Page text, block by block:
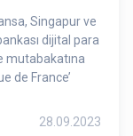
Singapur ve
dijital para
mutabakatına
de France’
28.09.2023